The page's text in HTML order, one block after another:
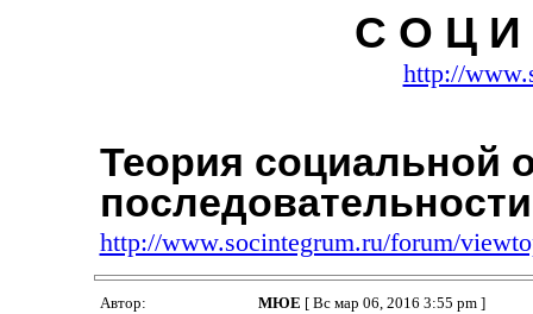
С О Ц И
http://
Теория социальной
последовательности
http://www.socintegrum.ru/forum/
Автор: МЮЕ [ Вс мар 06, 2016 3:55 pm ]